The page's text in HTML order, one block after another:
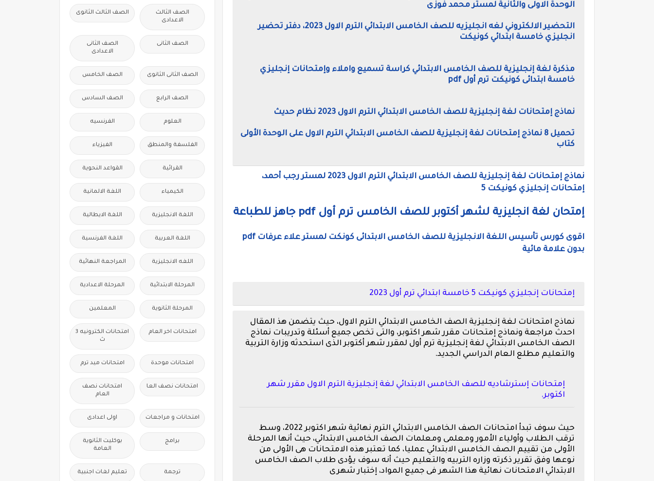
الوحدة الاولى والثانية لمستر محمد فوزى
التحضير الالكتروني لغه انجليزيه للصف الخامس الابتدائي الترم الاول 2023، دفتر تحضير
انجليزي خامسة ابتدائي كونيكت
مذكرة لغة إنجليزية للصف الخامس الابتدائي كراسة تسميع واملاء وإمتحانات إنجليزي
خامسة ابتدائى كونيكت ترم أول pdf
نماذج إمتحانات لغة إنجليزية للصف الخامس الابتدائي الترم الاول 2023 نظام حديث
تحميل 8 نماذج إمتحانات لغة إنجليزية للصف الخامس الابتدائي الترم الاول على الوحدة الأولى
كتاب
نماذج إمتحانات لغة إنجليزية للصف الخامس الابتدائي الترم الاول 2023 لمستر رجب أحمد،
إمتحانات إنجليزي كونيكت 5
إمتحان لغة انجليزية لشهر أكتوبر للصف الخامس ترم أول pdf جاهز للطباعة
اقوى كورس تأسيس اللغة الانجليزية للصف الخامس الابتدائى كونكت لمستر علاء عرفات pdf
بدون علامة مائية
إمتحانات إنجليزي كونيكت 5 خامسة ابتدائي ترم أول 2023
نماذج امتحانات لغة إنجليزية الصف الخامس الابتدائي الترم الاول، حيث يتضمن هذ المقال
احدث مراجعة ونماذج إمتحانات مقرر شهر اكتوبر، والتى تخص جميع أسئلة وتدريبات نماذج
الصف الخامس الابتدائي لغة إنجليزية ترم أول لمقرر شهر أكتوبر الذى استحدثه وزارة التربية
والتعليم مطلع العام الدراسي الجديد.
إمتحانات إسترشاديه للصف الخامس الابتدائي لغة إنجليزية الترم الاول مقرر شهر
اكتوبر.
حيث سوف تبدأ امتحانات الصف الخامس الابتدائي الترم نهائية شهر اكتوبر 2022، وسط
ترقب الطلاب وأولياء الأمور ومعلمى ومعلمات الصف الخامس الابتدائي، حيث أنها المرحلة
الأولى من تقييم الصف الخامس الابتدائي عمليا، كما تعتبر هذه الامتحانات هى الأولى من
نوعها وفق تقرير ذكرته وزاره التربيه والتعليم حيث أنه سوف يؤدى طلاب الصف الخامس
الابتدائي الامتحانات نهائية هذا الشهر فى جميع المواد، إختبار شهرى
الصف الثالث
الاعدادى
الصف الثالث الثانوى
الصف الثانى
الصف الثانى
الاعدادى
الصف الثانى الثانوى الصف الخامس
الصف الرابع الصف السادس
العلوم الفرنسيه
الفلسفة والمنطق الفيزياء
القرائية القواعد النحوية
الكيمياء اللغة الالمانية
اللغة الانجليزية اللغة الايطالية
اللغة العربية اللغة الفرنسية
اللغه الانجليزية المراجعة النهائية
المرحلة الابتدائية المرحلة الاعدادية
المرحلة الثانوية المعلمين
امتحانات اخر العام
امتحانات الكترونيه 3
ث
امتحانات موحدة امتحانات ميد ترم
امتحانات نصف العا
امتحانات نصف
العام
امتحانات و مراجعات اولى اعدادى
برامج
بوكليت الثانوية
العامة
ترجمة تعليم لغات اجنبية